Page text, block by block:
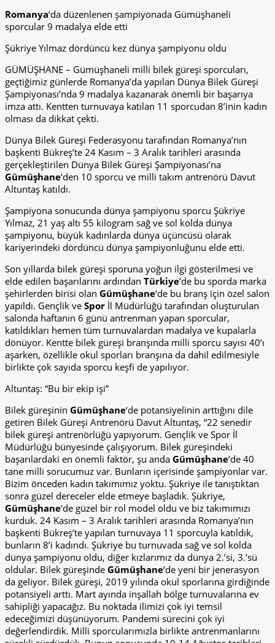
Romanya‘da düzenlenen şampiyonada Gümüşhaneli
sporcular 9 madalya elde etti
Şükriye Yılmaz dördüncü kez dünya şampiyonu oldu
GÜMÜŞHANE – Gümüşhaneli milli bilek güreşi sporcuları,
geçtiğimiz günlerde Romanya’da yapılan Dünya Bilek Güreşi
Şampiyonası’nda 9 madalya kazanarak önemli bir başarıya
imza attı. Kentten turnuvaya katılan 11 sporcudan 8’inin kadın
olması da dikkat çekti.
Dünya Bilek Güreşi Federasyonu tarafından Romanya’nın
başkenti Bükreş’te 24 Kasım – 3 Aralık tarihleri arasında
gerçekleştirilen Dünya Bilek Güreşi Şampiyonası’na
Gümüşhane‘den 10 sporcu ve milli takım antrenörü Davut
Altuntaş katıldı.
Şampiyona sonucunda dünya şampiyonu sporcu Şükriye
Yılmaz, 21 yaş altı 55 kilogram sağ ve sol kolda dünya
şampiyonu, büyük kadınlarda dünya üçüncüsü olarak
kariyerindeki dördüncü dünya şampiyonluğunu elde etti.
Son yıllarda bilek güreşi sporuna yoğun ilgi gösterilmesi ve
elde edilen başarılarını ardından Türkiye‘de bu sporda marka
şehirlerden birisi olan Gümüşhane‘de bu branş için özel salon
yapıldı. Gençlik ve Spor İl Müdürlüğü tarafından oluşturulan
salonda haftanın 6 günü antrenman yapan sporcular,
katıldıkları hemen tüm turnuvalardan madalya ve kupalarla
dönüyor. Kentte bilek güreşi branşında milli sporcu sayısı 40’ı
aşarken, özellikle okul sporları branşına da dahil edilmesiyle
birlikte çok sayıda sporcu keşfi de yapılıyor.
Altuntaş: “Bu bir ekip işi”
Bilek güreşinin Gümüşhane‘de potansiyelinin arttığını dile
getiren Bilek Güreşi Antrenörü Davut Altuntaş, “22 senedir
bilek güreşi antrenörlüğü yapıyorum. Gençlik ve Spor İl
Müdürlüğü bünyesinde çalışıyorum. Bilek güreşindeki
başarılardaki en önemli faktör, şu anda Gümüşhane‘de 40
tane milli sorucumuz var. Bunların içerisinde şampiyonlar var.
Bizim önceden kadın takımımız yoktu. Şükriye ile tanıştıktan
sonra güzel dereceler elde etmeye başladık. Şükriye,
Gümüşhane‘de güzel bir rol model oldu ve biz takımımızı
kurduk. 24 Kasım – 3 Aralık tarihleri arasında Romanya’nın
başkenti Bükreş’te yapılan turnuvaya 11 sporcuyla katıldık,
bunların 8’i kadındı. Şükriye bu turnuvada sağ ve sol kolda
dünya şampiyonu oldu, diğer kızlarımız da dünya 2.’si, 3.’sü
oldular. Bilek güreşinde Gümüşhane‘de yeni bir jenerasyon
da geliyor. Bilek güreşi, 2019 yılında okul sporlarına girdiğinde
potansiyeli arttı. Mart ayında inşallah bölge turnuvalarına ev
sahipliği yapacağız. Bu noktada ilimizi çok iyi temsil
edeceğimizi düşünüyorum. Pandemi sürecini çok iyi
değerlendirdik. Milli sporcularımızla birlikte antrenmanlarını